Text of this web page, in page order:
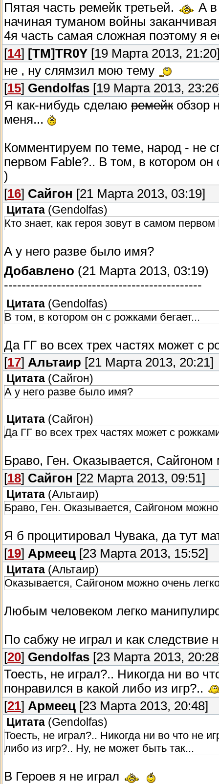
Пятая часть ремейк третьей.
А в
начиная туманом войны
4я часть самая сложная поэтому я
[14] [TM]TR0Y [19 Марта 2013,
не , ну слямзил мою тему
[15] Gendolfas [19 Марта 2013,
Я как-нибудь сделаю ремейкобзор
меня...
Комментируем по теме, народ - не
первом Fable?.. В том, в котором он
)
[16] Сайгон [21 Марта 2013, 03:19]
Цитата (Gendolfas)
Кто знает, как героя зовут в самом первом
А у него разве было имя?
Добавлено (21 Марта 2013, 03:19)
---------------------------------------------
Цитата (Gendolfas)
В том, в котором он с рожками бегает...
Да ГГ во всех трех частях может с
[17] Альтаир [21 Марта 2013, 20:21]
Цитата (Сайгон)
А у него разве было имя?
Цитата (Сайгон)
Да ГГ во всех трех частях может с
Браво, Ген. Оказывается,
[18] Сайгон [22 Марта 2013, 09:51]
Цитата (Альтаир)
Браво, Ген. Оказывается, Сайгоном
Я б процитировал Чувака, да тут
[19] Армеец [23 Марта 2013, 15:52]
Цитата (Альтаир)
Оказывается, Сайгоном можно очень
Любым человеком легко
По сабжу не играл и как следствие
[20] Gendolfas [23 Марта 2013,
Тоесть, не играл?.. Никогда ни во
понравился в какой либо из игр?..
[21] Армеец [23 Марта 2013, 20:48]
Цитата (Gendolfas)
Тоесть, не играл?.. Никогда ни во что не
либо из игр?.. Ну, не может быть так...
В Героев я не играл